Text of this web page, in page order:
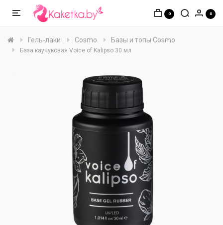
0 0
Гель-лаки Cosmo Базы и топы Cosmo
База каучуковая Voice of Kalipso 30 мл